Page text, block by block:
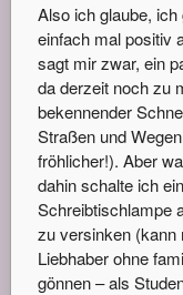
Also ich glaube,
einfach mal positiv
sagt mir zwar, ein
da derzeit noch zu
bekennender
Straßen und
fröhlicher!). Aber
dahin schalte ich
Schreibtischlampe
zu versinken (kann
Liebhaber ohne
gönnen – als